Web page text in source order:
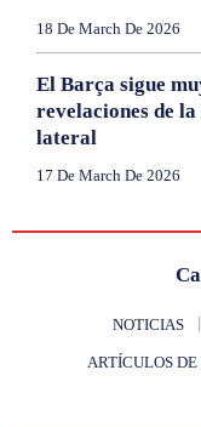
18 De March De 2026
El Barça sigue
revelaciones de
lateral
17 De March De 2026
NOTICIAS
ARTÍCULOS DE